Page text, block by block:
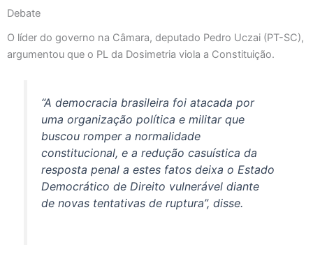
Debate
O líder do governo na Câmara, deputado Pedro Uczai (PT-SC),
argumentou que o PL da Dosimetria viola a Constituição.
“A democracia brasileira foi atacada por
uma organização política e militar que
buscou romper a normalidade
constitucional, e a redução casuística da
resposta penal a estes fatos deixa o Estado
Democrático de Direito vulnerável diante
de novas tentativas de ruptura”, disse.